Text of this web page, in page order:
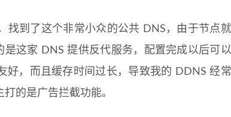
到了这个非常小众的公共 DNS，由于节点
这家 DNS 提供反代服务，配置完成以后可以
好，而且缓存时间过长，导致我的 DDNS 经
的是广告拦截功能。